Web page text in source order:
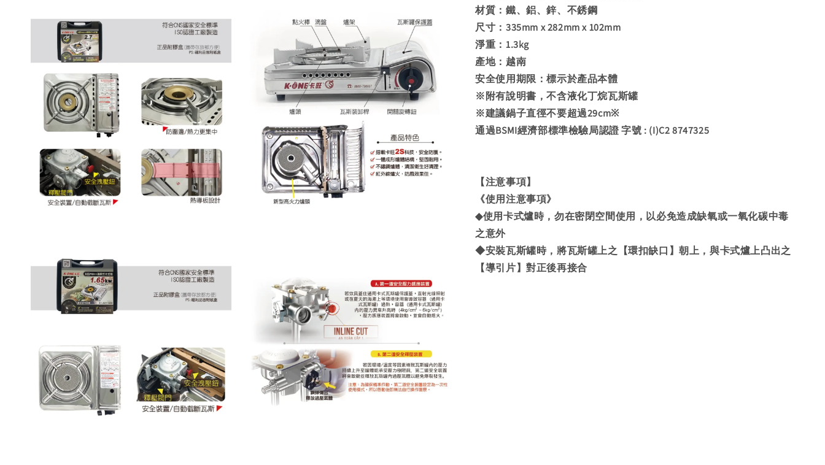
材質：鐵、鋁、鋅、不銹鋼
尺寸：335mm x 282mm x 102mm
淨重：1.3kg
產地：越南
安全使用期限：標示於產品本體
※附有說明書，不含液化丁烷瓦斯罐
※建議鍋子直徑不要超過29cm※
通過BSMI經濟部標準檢驗局認證 字號 : (I)C2 8747325
【注意事項】
《使用注意事項》
◆使用卡式爐時，勿在密閉空間使用，以必免造成缺氧或一氧化碳中毒
之意外
◆安裝瓦斯罐時，將瓦斯罐上之【環扣缺口】朝上，與卡式爐上凸出之
【導引片】對正後再接合